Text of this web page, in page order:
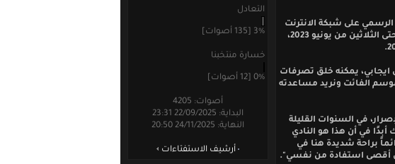
على شبكة الانترنت
عن تمديد تعاقده مع نجم الوسط محمود داهود -25 عاماً- لعام واحد حتى الثلاثين من يونيو 2023،
ايجابي، يمكنه خلق تصرفات
الفائت ونريد مساعدته
في السنوات القليلة
في أن هذا هو النادي
براحة شديدة هنا في
أقصى استفادة من نفسي".
التعادل
3% [135 أصوات]
خسارة منتخبنا
0% [12 أصوات]
أصوات: 4205
البداية: 22/09/2025 23:31
النهاية: 24/11/2025 20:50
أرشيف الاستفتاءات